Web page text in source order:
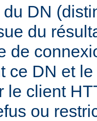
DN
du
de
ce DN et
le client
ou